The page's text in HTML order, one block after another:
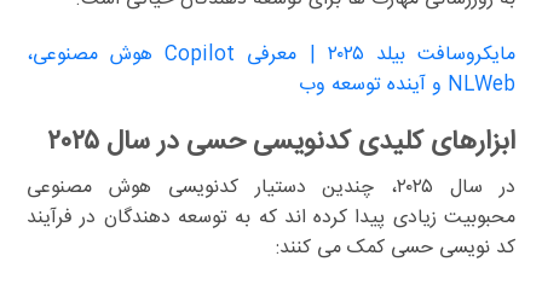
مایکروسافت بیلد ۲۰۲۵ | معرفی Copilot هوش مصنوعی،
NLWeb و آینده توسعه وب
ابزارهای کلیدی کدنویسی حسی در سال ۲۰۲۵
در سال ۲۰۲۵، چندین دستیار کدنویسی هوش مصنوعی
محبوبیت زیادی پیدا کرده اند که به توسعه دهندگان در فرآیند
کد نویسی حسی کمک می کنند: